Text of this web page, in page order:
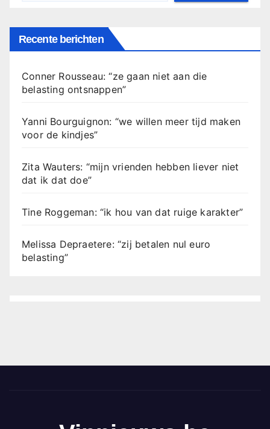
Recente berichten
Conner Rousseau: “ze gaan niet aan die
belasting ontsnappen”
Yanni Bourguignon: “we willen meer tijd maken
voor de kindjes”
Zita Wauters: “mijn vrienden hebben liever niet
dat ik dat doe”
Tine Roggeman: “ik hou van dat ruige karakter”
Melissa Depraetere: “zij betalen nul euro
belasting”